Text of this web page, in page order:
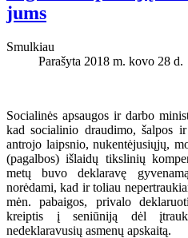
jums
Smulkiau
Parašyta 2018 m. kovo 28 d.
Socialinės apsaugos ir darbo
kad socialinio draudimo, šalpos
antrojo laipsnio, nukentėjusiųjų,
(pagalbos) išlaidų tikslinių
metų buvo deklaravę
norėdami, kad ir toliau
mėn. pabaigos, privalo
kreiptis į seniūniją dėl
nedeklaravusių asmenų apskaitą.